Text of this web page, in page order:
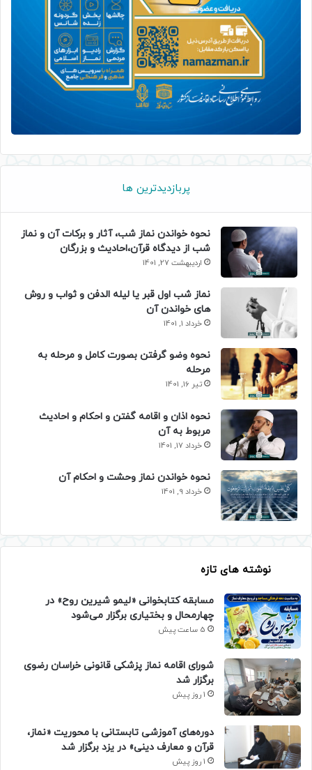
پربازدیدترین ها
نحوه خواندن نماز شب، آثار و برکات آن و نماز
شب از دیدگاه قرآن،احادیث و بزرگان
اردیبهشت 27, 1401
نماز شب اول قبر یا لیله الدفن و ثواب و روش
های خواندن آن
خرداد 1, 1401
نحوه وضو گرفتن بصورت کامل و مرحله به
مرحله
تیر 16, 1401
نحوه اذان و اقامه گفتن و احکام و احادیث
مربوط به آن
خرداد 17, 1401
نحوه خواندن نماز وحشت و احکام آن
خرداد 9, 1401
نوشته های تازه
مسابقه کتابخوانی «لیمو شیرین روح» در
چهارمحال و بختیاری برگزار می‌شود
5 ساعت پیش
شورای اقامه نماز پزشکی قانونی خراسان رضوی
برگزار شد
1 روز پیش
دوره‌های آموزشی تابستانی با محوریت «نماز،
قرآن و معارف دینی» در یزد برگزار شد
1 روز پیش